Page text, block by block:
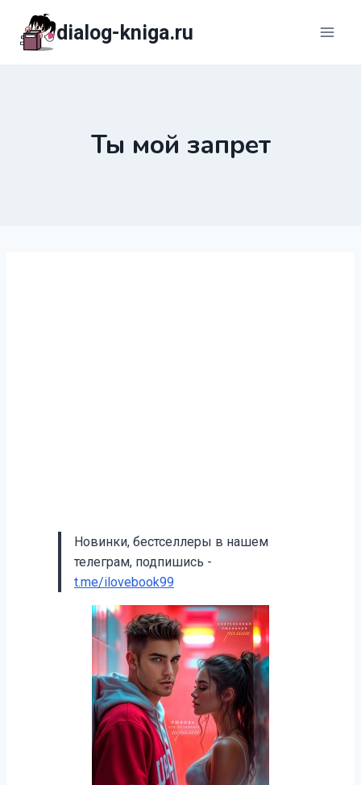
содержимому
dialog-kniga.ru
Ты мой запрет
Новинки, бестселлеры в нашем
телеграм, подпишись -
t.me/ilovebook99